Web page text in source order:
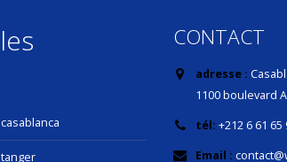
CONTACT
adresse :
1100 boulevard
tél: +212 6 61 65
Email :